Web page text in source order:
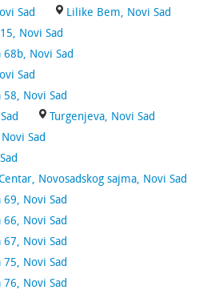
Sad
Lilike Bem, Novi Sad
Novi Sad
Novi Sad
Sad
Novi Sad
Turgenjeva, Novi Sad
Sad
Novosadskog sajma, Novi Sad
Novi Sad
Novi Sad
Novi Sad
Novi Sad
Novi Sad